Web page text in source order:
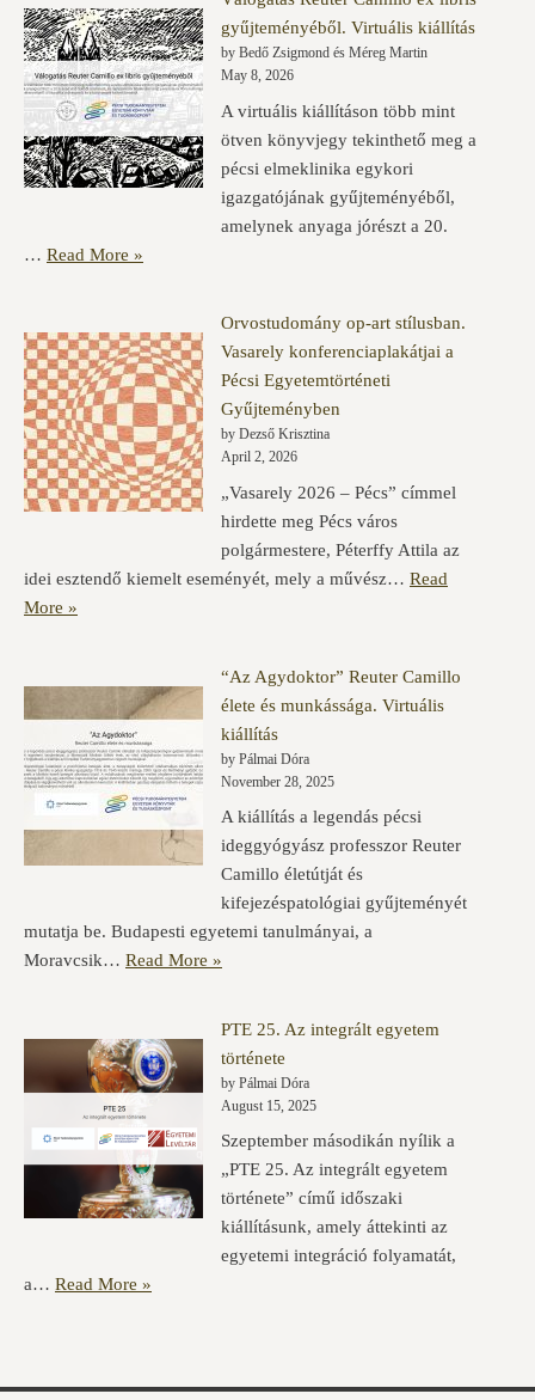
gyűjteményéből. Virtuális kiállítás
by Bedő Zsigmond és Méreg Martin
May 8, 2026
A virtuális kiállításon több mint
ötven könyvjegy tekinthető meg a
pécsi elmeklinika egykori
igazgatójának gyűjteményéből,
amelynek anyaga jórészt a 20.
… Read More »
Orvostudomány op-art stílusban.
Vasarely konferenciaplakátjai a
Pécsi Egyetemtörténeti
Gyűjteményben
by Dezső Krisztina
April 2, 2026
„Vasarely 2026 – Pécs” címmel
hirdette meg Pécs város
polgármestere, Péterffy Attila az
idei esztendő kiemelt eseményét, mely a művész… Read
More »
“Az Agydoktor” Reuter Camillo
élete és munkássága. Virtuális
kiállítás
by Pálmai Dóra
November 28, 2025
A kiállítás a legendás pécsi
ideggyógyász professzor Reuter
Camillo életútját és
kifejezéspatológiai gyűjteményét
mutatja be. Budapesti egyetemi tanulmányai, a
Moravcsik… Read More »
PTE 25. Az integrált egyetem
története
by Pálmai Dóra
August 15, 2025
Szeptember másodikán nyílik a
„PTE 25. Az integrált egyetem
története” című időszaki
kiállításunk, amely áttekinti az
egyetemi integráció folyamatát,
a… Read More »